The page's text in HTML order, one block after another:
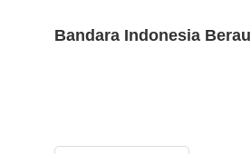
Bandara Indonesia Berau